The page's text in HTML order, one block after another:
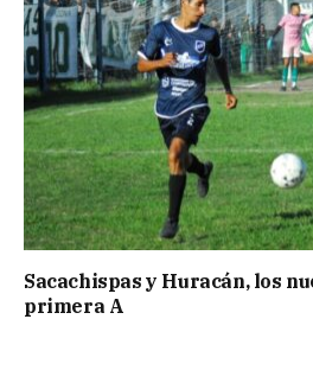
Sacachispas y Huracán, los
primera A